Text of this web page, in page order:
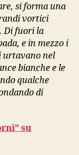
si forma una
vortici
Di fuori la
e in mezzo i
urtavano nel
bianche e le
qualche
di
su